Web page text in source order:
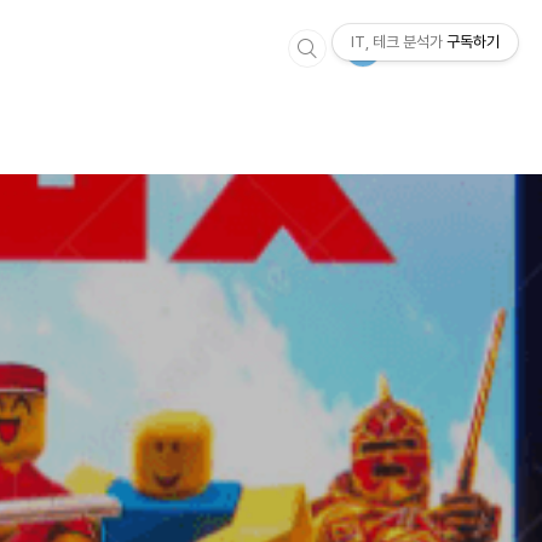
IT, 테크 분석가 구독하기